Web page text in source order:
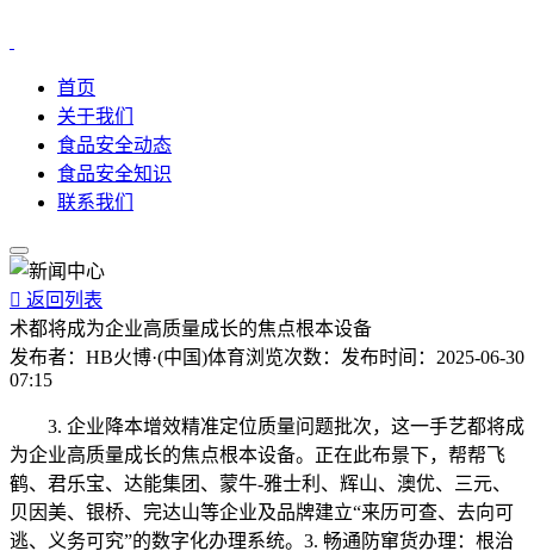
首页
关于我们
食品安全动态
食品安全知识
联系我们
 返回列表
术都将成为企业高质量成长的焦点根本设备
发布者： HB火博·(中国)体育浏览次数： 发布时间： 2025-06-30
07:15
3. 企业降本增效精准定位质量问题批次，这一手艺都将成
为企业高质量成长的焦点根本设备。正在此布景下，帮帮飞
鹤、君乐宝、达能集团、蒙牛-雅士利、辉山、澳优、三元、
贝因美、银桥、完达山等企业及品牌建立“来历可查、去向可
逃、义务可究”的数字化办理系统。3. 畅通防窜货办理：根治